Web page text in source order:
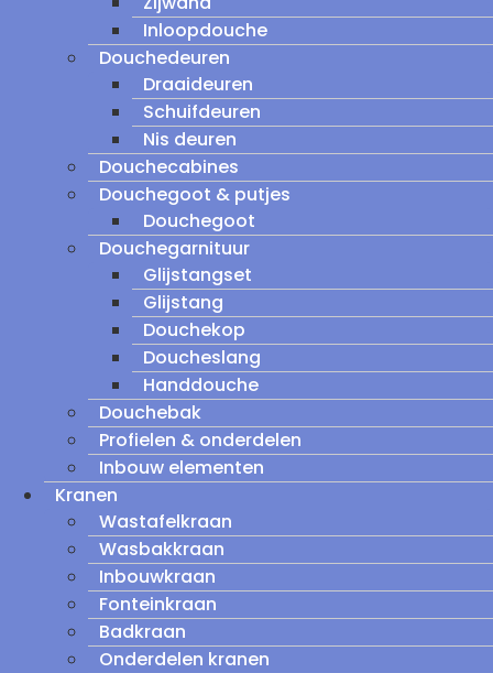
Inloopdouche
Douchedeuren
Draaideuren
Schuifdeuren
Nis deuren
Douchecabines
Douchegoot & putjes
Douchegoot
Douchegarnituur
Glijstangset
Glijstang
Douchekop
Doucheslang
Handdouche
Douchebak
Profielen & onderdelen
Inbouw elementen
Kranen
Wastafelkraan
Wasbakkraan
Inbouwkraan
Fonteinkraan
Badkraan
Onderdelen kranen